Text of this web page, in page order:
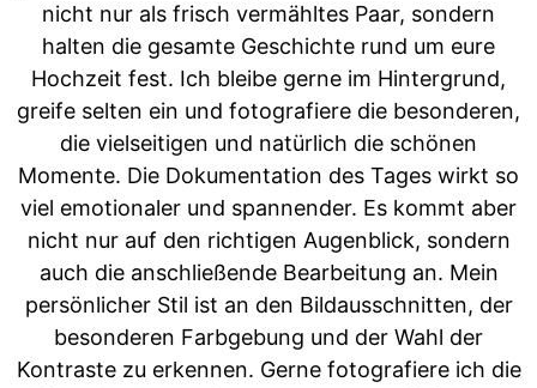
nicht nur als frisch vermähltes Paar, sondern
halten die gesamte Geschichte rund um eure
Hochzeit fest. Ich bleibe gerne im Hintergrund,
greife selten ein und fotografiere die besonderen,
die vielseitigen und natürlich die schönen
Momente. Die Dokumentation des Tages wirkt so
viel emotionaler und spannender. Es kommt aber
nicht nur auf den richtigen Augenblick, sondern
auch die anschließende Bearbeitung an. Mein
persönlicher Stil ist an den Bildausschnitten, der
besonderen Farbgebung und der Wahl der
Kontraste zu erkennen. Gerne fotografiere ich die